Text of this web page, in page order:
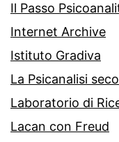
Il Passo
Internet Archive
Istituto Gradiva
La Psicanalisi
Laboratorio di
Lacan con Freud